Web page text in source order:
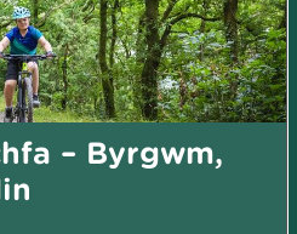
– Byrgwm,